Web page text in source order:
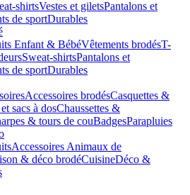
shirtsVestes et giletsPantalons et
de sportDurables
Enfant & BébéVêtements brodésT-
Sweat-shirtsPantalons et
de sportDurables
Accessoires brodésCasquettes &
sacs à dosChaussettes &
& tours de couBadgesParapluies
Accessoires Animaux de
& déco brodéCuisineDéco &